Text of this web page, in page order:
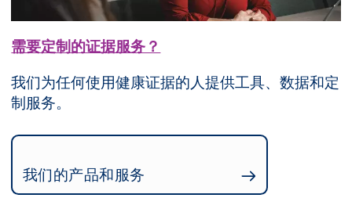
需要定制的证据服务？
我们为任何使用健康证据的人提供工具、数据和定
制服务。
我们的产品和服务